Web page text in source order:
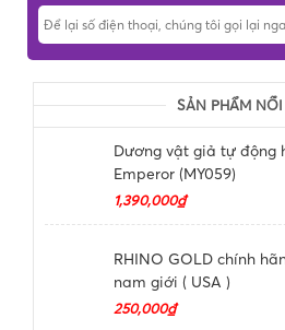
SẢN PHẨM NỔI
Dương vật giả tự động
Emperor (MY059)
1,390,000₫
RHINO GOLD chính
nam giới ( USA )
250,000₫